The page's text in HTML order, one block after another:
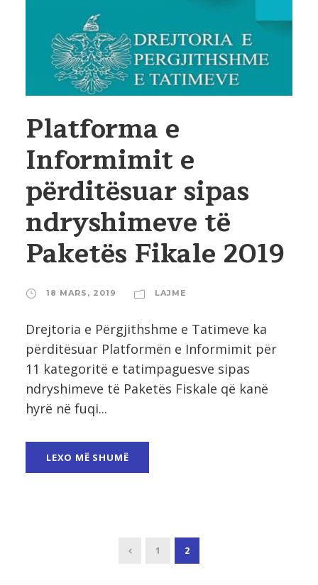
Platforma e
Informimit e
përditësuar sipas
ndryshimeve të
Paketës Fikale 2019
18 MARS, 2019 LAJME
Drejtoria e Përgjithshme e Tatimeve ka
përditësuar Platformën e Informimit për
11 kategoritë e tatimpaguesve sipas
ndryshimeve të Paketës Fiskale që kanë
hyrë në fuqi...
LEXO MË SHUMË
1 2